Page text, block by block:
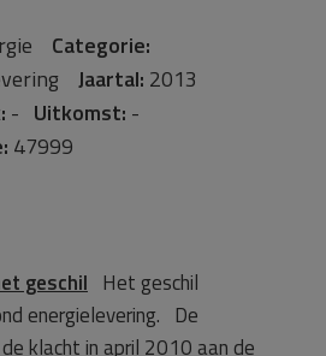
Categorie:
Jaartal: 2013
- Uitkomst: -
47999
geschil Het geschil
energielevering. De
klacht in april 2010 aan de